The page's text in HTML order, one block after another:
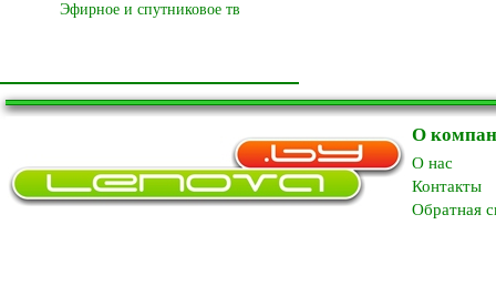
Эфирное и спутниковое тв
О
O нас
Контакты
Обратная